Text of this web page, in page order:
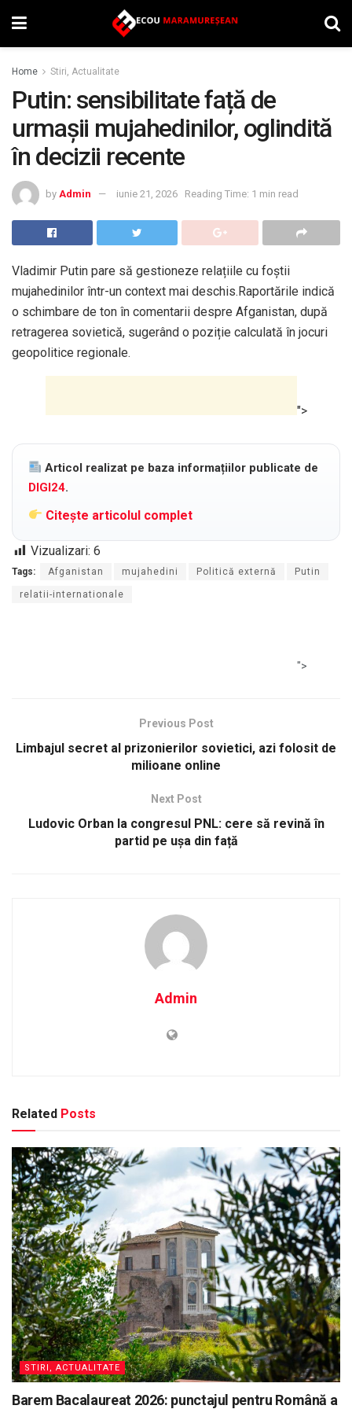
Home Stiri, Actualitate
Putin: sensibilitate față de
urmașii mujahedinilor, oglindită
în decizii recente
by Admin iunie 21, 2026 Reading Time: 1 min read
Vladimir Putin pare să gestioneze relațiile cu foștii
mujahedinilor într-un context mai deschis.Raportările indică
o schimbare de ton în comentarii despre Afganistan, după
retragerea sovietică, sugerând o poziție calculată în jocuri
geopolitice regionale.
">
Articol realizat pe baza informațiilor publicate de
DIGI24.
Citește articolul complet
Vizualizari: 6
Tags: Afganistan mujahedini Politică externă Putin
relatii-internationale
">
Previous Post
Limbajul secret al prizonierilor sovietici, azi folosit de
milioane online
Next Post
Ludovic Orban la congresul PNL: cere să revină în
partid pe ușa din față
Admin
Related Posts
STIRI, ACTUALITATE
Barem Bacalaureat 2026: punctajul pentru Română a